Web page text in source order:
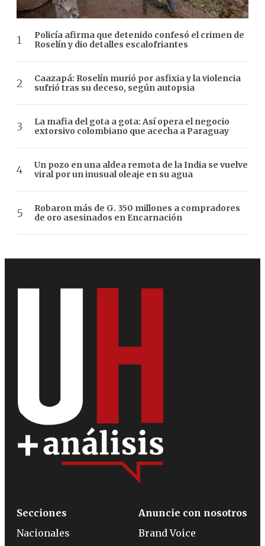
Policía afirma que detenido confesó el crimen de
Roselín y dio detalles escalofriantes
Caazapá: Roselín murió por asfixia y la violencia
sufrió tras su deceso, según autopsia
La mafia del gota a gota: Así opera el negocio
extorsivo colombiano que acecha a Paraguay
Un pozo en una aldea remota de la India se vuelve
viral por un inusual oleaje en su agua
Robaron más de G. 350 millones a compradores
de oro asesinados en Encarnación
Secciones
Nacionales
Anuncie con nosotros
Brand Voice